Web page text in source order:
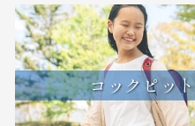
コックピッ